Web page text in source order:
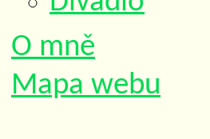
O mně
Mapa webu